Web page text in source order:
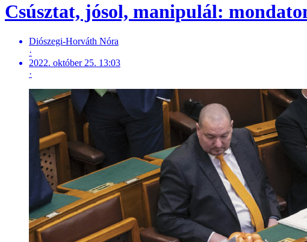
Csúsztat, jósol, manipulál:
Diószegi-Horváth Nóra
·
2022. október 25. 13:03
·